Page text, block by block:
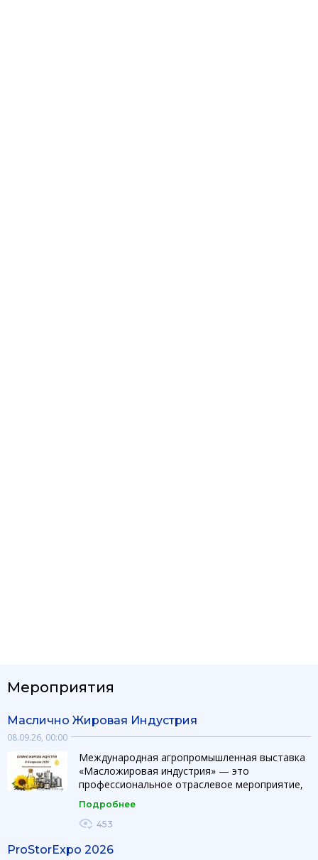
Мероприятия
Маслично Жировая Индустрия
08.09.26, 00:00
Международная агропромышленная выставка
«Масложировая индустрия» — это
профессиональное отраслевое мероприятие,
объединяющее производителей, поставщиков
оборудования, технологий и ингредиентов для
производства и переработки растительных
эффективную платформу для презентации
Подробнее
453
ProStorExpo 2026